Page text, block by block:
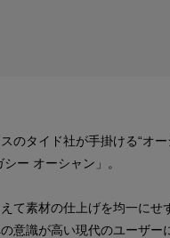
のタイド社が手掛ける“オ
ー オーシャン」。
て素材の仕上げを均一に
意識が高い現代のユーザー